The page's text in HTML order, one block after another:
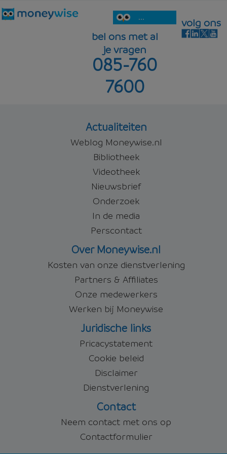
...
bel ons met al
je vragen
085-760
7600
volg ons
Actualiteiten
Weblog Moneywise.nl
Bibliotheek
Videotheek
Nieuwsbrief
Onderzoek
In de media
Perscontact
Over Moneywise.nl
Kosten van onze dienstverlening
Partners & Affiliates
Onze medewerkers
Werken bij Moneywise
Juridische links
Pricacystatement
Cookie beleid
Disclaimer
Dienstverlening
Contact
Neem contact met ons op
Contactformulier